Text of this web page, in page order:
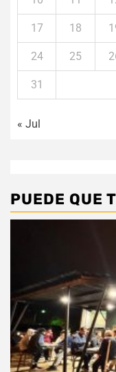
17 18
24 25
31
« Jul
PUEDE QUE